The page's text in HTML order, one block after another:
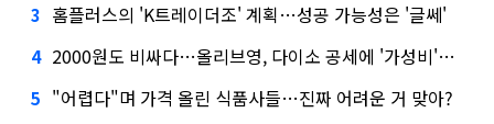
3 홈플러스의 'K트레이더조' 계획…성공 가능성은 '글쎄'
4 2000원도 비싸다…올리브영, 다이소 공세에 '가성비'로 맞불
5 "어렵다"며 가격 올린 식품사들…진짜 어려운 거 맞아?